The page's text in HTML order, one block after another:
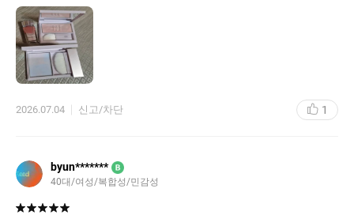
그건 아닌 것 같고 계속 쓰다보면 다 섞일 것 같아서 일부러 섞지는
않고 쓸 생각입니다. 재미있고 예쁜 제품 덕분에 기분 좋았네요.
2026.07.04 신고/차단 1
byun******* B
40대/여성/복합성/민감성